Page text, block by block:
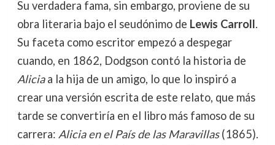
Su verdadera fama, sin embargo, proviene de su
obra literaria bajo el seudónimo de Lewis Carroll.
Su faceta como escritor empezó a despegar
cuando, en 1862, Dodgson contó la historia de
Aliciaa la hija de un amigo, lo que lo inspiró a
crear una versión escrita de este relato, que más
tarde se convertiría en el libro más famoso de su
carrera: Alicia en el País de las Maravillas(1865).